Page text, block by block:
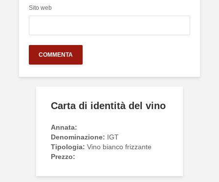
Sito web
Carta di identità del vino
Annata:
Denominazione: IGT
Tipologia: Vino bianco frizzante
Prezzo: